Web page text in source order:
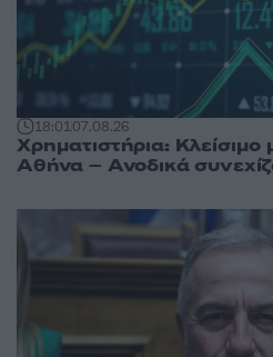
18:0107.08.26
Χρηματιστήρια:
Αθήνα – Ανοδικά